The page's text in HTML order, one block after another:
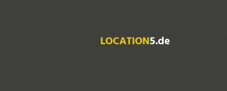
LOCATION5.de